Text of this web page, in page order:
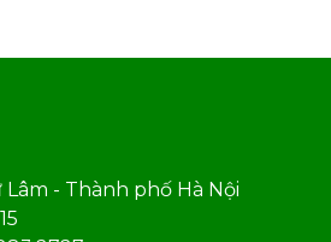
Lâm - Thành phố Hà Nội